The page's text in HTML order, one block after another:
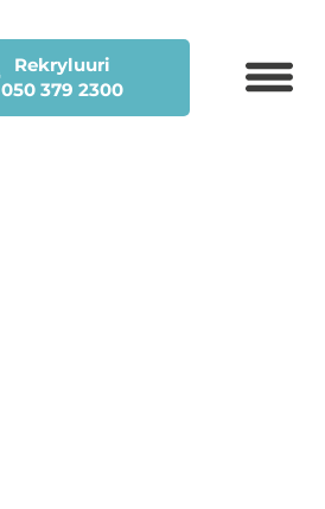
Rekryluuri
050 379 2300